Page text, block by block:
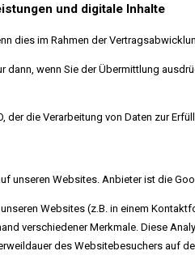
und digitale Inhalte
dies im Rahmen der
wenn Sie der Übermittlung
der die Verarbeitung von Daten zur
unseren Websites. Anbieter ist die
Websites (z.B. in einem
verschiedener Merkmale. Diese
des Websitebesuchers